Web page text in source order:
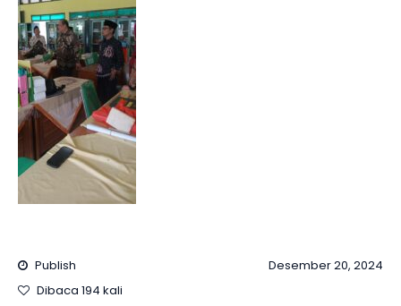
Publish
Desember 20, 2024
Dibaca 194 kali